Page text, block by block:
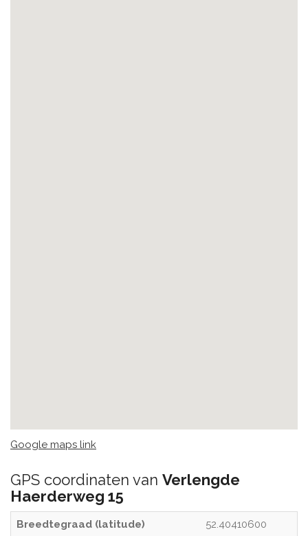
Google maps link
GPS coordinaten van Verlengde
Haerderweg 15
Breedtegraad (latitude) 52.40410600